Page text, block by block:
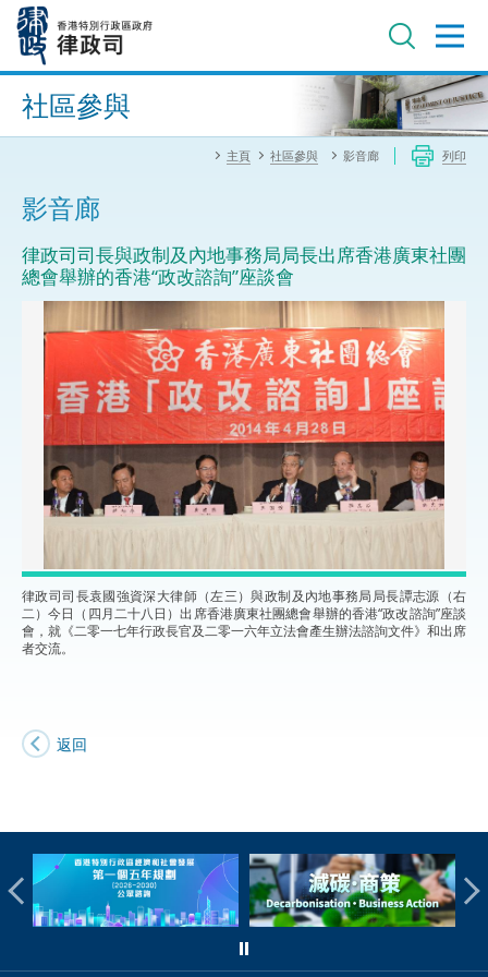
內
進階搜尋
社區參與
主頁 社區參與 影音廊 列印
影音廊
律政司司長與政制及內地事務局局長出席香港廣東社團
總會舉辦的香港“政改諮詢”座談會
律政司司長袁國強資深大律師（左三）與政制及內地事務局局長譚志源（右
二）今日（四月二十八日）出席香港廣東社團總會舉辦的香港“政改諮詢”座談
會，就《二零一七年行政長官及二零一六年立法會產生辦法諮詢文件》和出席
者交流。
返回